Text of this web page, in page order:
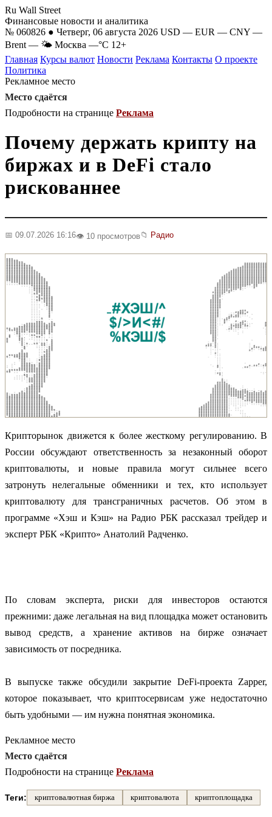
Ru Wall Street
Финансовые новости и аналитика
№ 060826 ● Четверг, 06 августа 2026 USD — EUR — CNY —
Brent — 🌤 Москва —°C 12+
Главная Курсы валют Новости Реклама Контакты О проекте
Политика
Рекламное место
Место сдаётся
Подробности на странице Реклама
Почему держать крипту на
биржах и в DeFi стало
рискованнее
📅 09.07.2026 16:16👁️ 10 просмотров📁 Радио
Крипторынок движется к более жесткому регулированию. В
России обсуждают ответственность за незаконный оборот
криптовалюты, и новые правила могут сильнее всего
затронуть нелегальные обменники и тех, кто использует
криптовалюту для трансграничных расчетов. Об этом в
программе «Хэш и Кэш» на Радио РБК рассказал трейдер и
эксперт РБК «Крипто» Анатолий Радченко.
По словам эксперта, риски для инвесторов остаются
прежними: даже легальная на вид площадка может остановить
вывод средств, а хранение активов на бирже означает
зависимость от посредника.
В выпуске также обсудили закрытие DeFi-проекта Zapper,
которое показывает, что криптосервисам уже недостаточно
быть удобными — им нужна понятная экономика.
Рекламное место
Место сдаётся
Подробности на странице Реклама
Теги: криптовалютная биржа криптовалюта криптоплощадка